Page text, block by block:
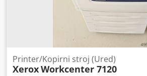
Printer/Kopirni stroj (Ured)
XeroxWorkcenter 7120